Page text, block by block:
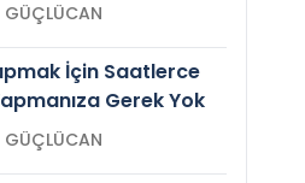
Zeynep GÜÇLÜCAN
İçin Saatlerce
Gerek Yok
Zeynep GÜÇLÜCAN